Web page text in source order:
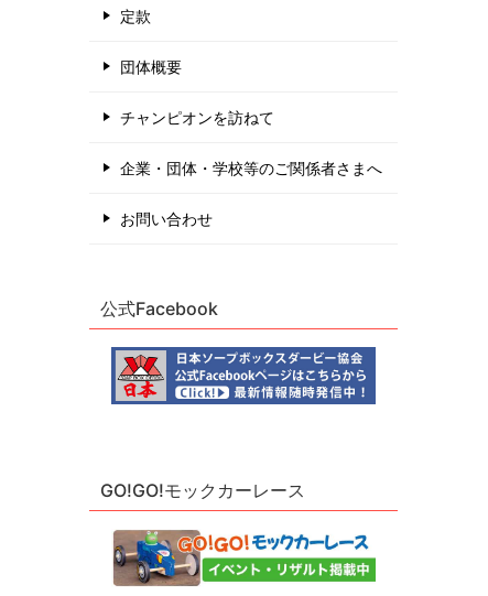
定款
団体概要
チャンピオンを訪ねて
企業・団体・学校等のご関係者さまへ
お問い合わせ
公式Facebook
GO!GO!モックカーレース